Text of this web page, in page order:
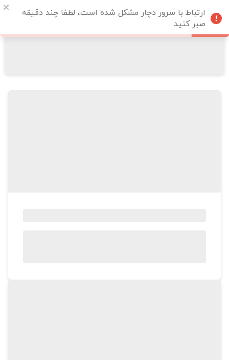
ارتباط با سرور دچار مشکل شده است، لطفا چند دقیقه
صبر کنید